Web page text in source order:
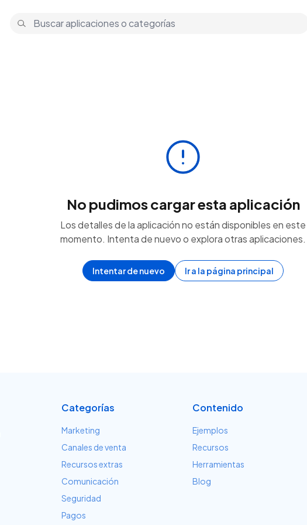
No pudimos cargar esta aplicación
Los detalles de la aplicación no están disponibles en este
momento. Intenta de nuevo o explora otras aplicaciones.
Intentar de nuevo Ir a la página principal
Categorías
Marketing
Canales de venta
Recursos extras
Comunicación
Seguridad
Pagos
Contenido
Ejemplos
Recursos
Herramientas
Blog